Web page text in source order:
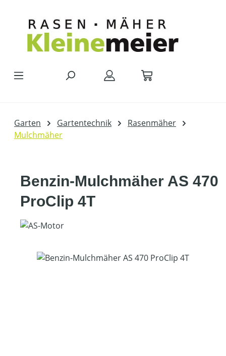
Garten Gartentechnik
Rasenmäher
Mulchmäher
Benzin-Mulchmäher AS 470
ProClip 4T
Bildergalerie überspringen